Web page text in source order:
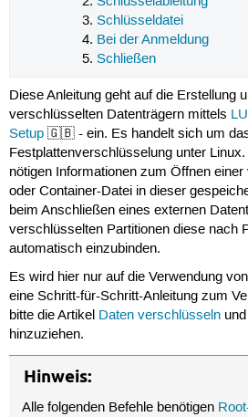
Schlüsseldatei
Bei der Anmeldung
Schließen
Diese Anleitung geht auf die Erstellung
verschlüsselten Datenträgern mittels
Setup🇬🇧 - ein. Es handelt sich um
Festplattenverschlüsselung unter
nötigen Informationen zum Öffnen
oder Container-Datei in dieser
beim Anschließen eines externen
verschlüsselten Partitionen diese nach
automatisch einzubinden.
Es wird hier nur auf die Verwendung
eine Schritt-für-Schritt-Anleitung zum
bitte die Artikel Daten verschlüsselnund
hinzuziehen.
Hinweis:
Alle folgenden Befehle benötigen